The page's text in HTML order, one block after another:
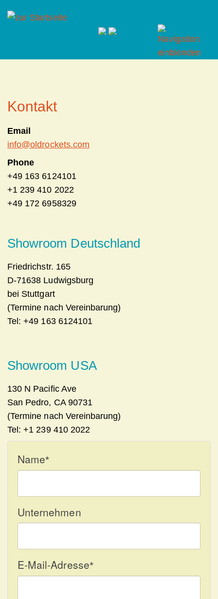
Kontakt
Email
info@oldrockets.com
Phone
+49 163 6124101
+1 239 410 2022
+49 172 6958329
Showroom Deutschland
Friedrichstr. 165
D-71638 Ludwigsburg
bei Stuttgart
(Termine nach Vereinbarung)
Tel: +49 163 6124101
Showroom USA
130 N Pacific Ave
San Pedro, CA 90731
(Termine nach Vereinbarung)
Tel: +1 239 410 2022
Name*
Unternehmen
E-Mail-Adresse*